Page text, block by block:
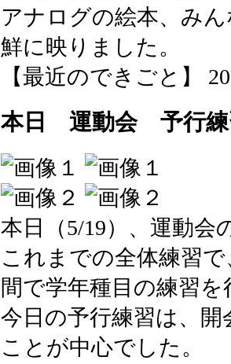
アナログの絵本、み
鮮に映りました。
【最近のできごと】
本日 運動会 予行練
本日（5/19）、運動会
これまでの全体練習
間で学年種目の練習
今日の予行練習は、
ことが中心でした。